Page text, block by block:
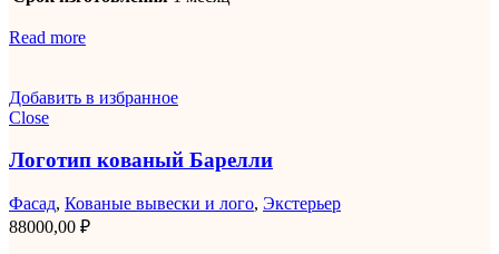
Read more
Добавить в избранное
Close
Логотип кованый Барелли
Фасад, Кованые вывески и лого, Экстерьер
88000,00 ₽